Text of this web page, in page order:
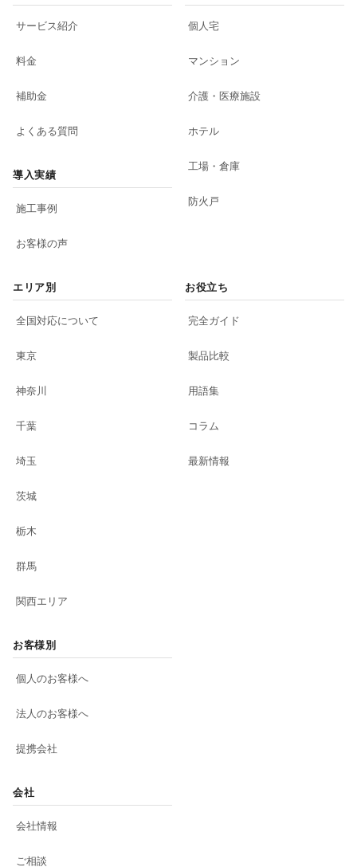
サービス紹介
料金
補助金
よくある質問
導入実績
施工事例
お客様の声
個人宅
マンション
介護・医療施設
ホテル
工場・倉庫
防火戸
エリア別
全国対応について
東京
神奈川
千葉
埼玉
茨城
栃木
群馬
関西エリア
お役立ち
完全ガイド
製品比較
用語集
コラム
最新情報
お客様別
個人のお客様へ
法人のお客様へ
提携会社
会社
会社情報
ご相談